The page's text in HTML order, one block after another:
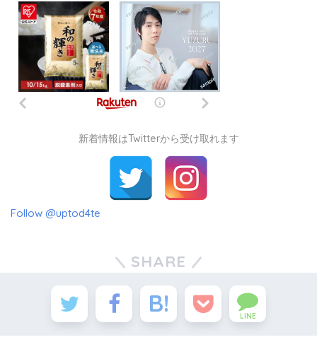
新着情報はTwitterから受け取れます
Follow @uptod4te
SHARE
LINE